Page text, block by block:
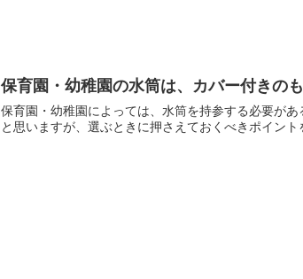
保育園・幼稚園の水筒は、カバー付きの
保育園・幼稚園によっては、水筒を持参する必要が
と思いますが、選ぶときに押さえておくべきポイン